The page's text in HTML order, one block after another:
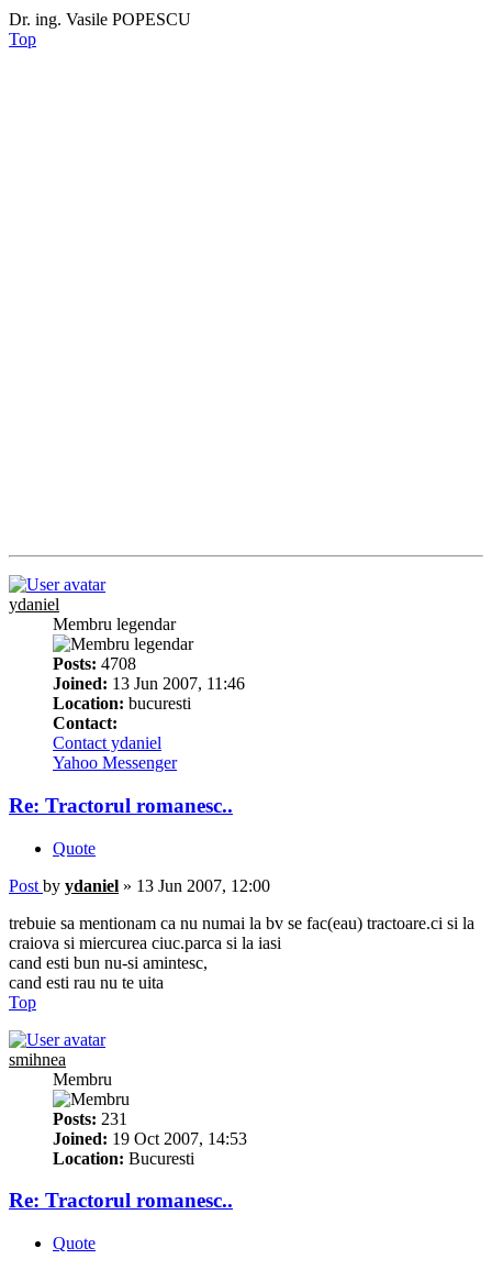
Dr. ing. Vasile POPESCU
Top
ydaniel
Membru legendar
Posts: 4708
Joined: 13 Jun 2007, 11:46
Location: bucuresti
Contact:
Contact ydaniel
Yahoo Messenger
Re: Tractorul romanesc..
Quote
Post by ydaniel » 13 Jun 2007, 12:00
trebuie sa mentionam ca nu numai la bv se fac(eau) tractoare.ci si la
craiova si miercurea ciuc.parca si la iasi
cand esti bun nu-si amintesc,
cand esti rau nu te uita
Top
smihnea
Membru
Posts: 231
Joined: 19 Oct 2007, 14:53
Location: Bucuresti
Re: Tractorul romanesc..
Quote